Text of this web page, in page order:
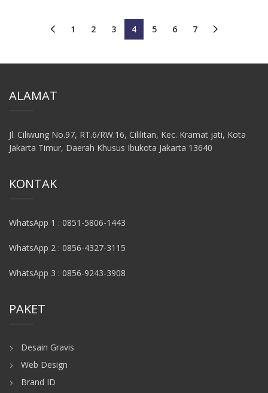
1 2 3 4 5 6 7
ALAMAT
Jl. Ciliwung No.97, RT.6/RW.16, Cililitan, Kec. Kramat jati, Kota
Jakarta Timur, Daerah Khusus Ibukota Jakarta 13640
KONTAK
WhatsApp 1 : 0851-5806-1443
WhatsApp 2 : 0856-4327-3115
WhatsApp 3 : 0856-9243-3908
PAKET
Desain Gravis
Web Design
Brand ID